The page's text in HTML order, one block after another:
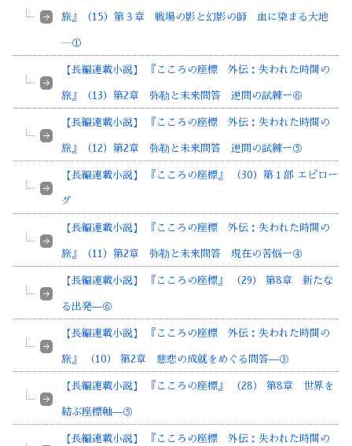
旅』（15）第３章 戦場の影と幻影の師 血に染まる大地
―①
【長編連載小説】 『こころの座標 外伝：失われた時間の
旅』（13）第2章 弥勒と未来問答 逆問の試練ー⑥
【長編連載小説】 『こころの座標 外伝：失われた時間の
旅』（12）第2章 弥勒と未来問答 逆問の試練ー⑤
【長編連載小説】 『こころの座標』 （30）第１部 エピロー
グ
【長編連載小説】 『こころの座標 外伝：失われた時間の
旅』（11）第2章 弥勒と未来問答 現在の苦悩ー④
【長編連載小説】 『こころの座標』 （29） 第8章 新たな
る出発—⑥
【長編連載小説】 『こころの座標 外伝：失われた時間の
旅』 （10） 第2章 慈悲の成就をめぐる問答—③
【長編連載小説】 『こころの座標』 （28） 第8章 世界を
結ぶ座標軸—⑤
【長編連載小説】 『こころの座標 外伝：失われた時間の